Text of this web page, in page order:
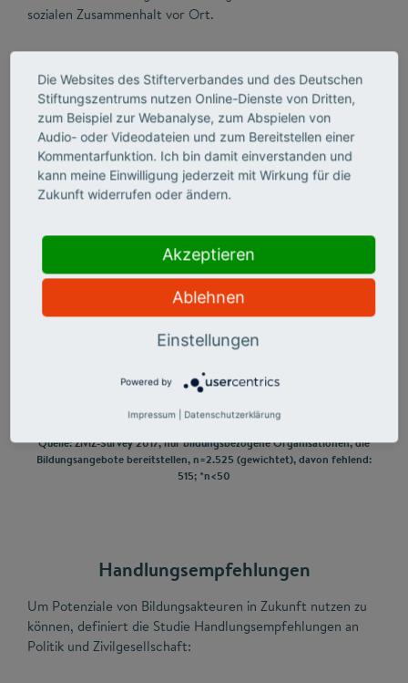
sozialen Zusammenhalt vor Ort.
oder nur wenig in lokale Bildungslandschaften eingebunden.
Das Konzept der Bildungslandschaften ist 70 Prozent der
gemeinnützigen Organisationen noch nicht einmal bekannt.
Aber auch andersherum bestehen Wissenslücken: Wie viele
bildungsrelevante Akteure es aus der Zivilgesellschaft vor
Ort gibt, ist den meisten Kommunen nicht bekannt.
Quelle: ZiviZ-Survey 2017, nur bildungsbezogene Organisationen, die
Bildungsangebote bereitstellen, n=2.525 (gewichtet), davon fehlend:
515; *n<50
Handlungsempfehlungen
Um Potenziale von Bildungsakteuren in Zukunft nutzen zu
können, definiert die Studie Handlungsempfehlungen an
Politik und Zivilgesellschaft:
Die Websites des Stifterverbandes und des Deutschen
Stiftungszentrums nutzen Online-Dienste von Dritten,
zum Beispiel zur Webanalyse, zum Abspielen von
Audio- oder Videodateien und zum Bereitstellen einer
Kommentarfunktion. Ich bin damit einverstanden und
kann meine Einwilligung jederzeit mit Wirkung für die
Zukunft widerrufen oder ändern.
Akzeptieren
Ablehnen
Einstellungen
Powered by
Impressum Datenschutzerklärung